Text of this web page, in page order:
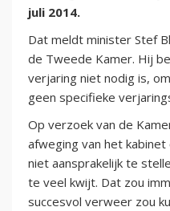
juli 2014.
Dat meldt minister Stef
de Tweede Kamer. Hij
verjaring niet nodig is,
geen specifieke
Op verzoek van de
afweging van het
niet aansprakelijk te
te veel kwijt. Dat zou
succesvol verweer zou